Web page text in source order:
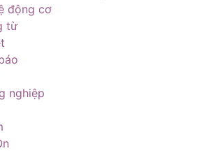
động cơ
từ
nghiệp